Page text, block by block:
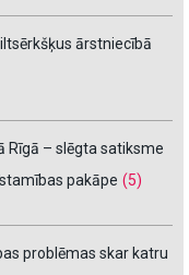
ārstniecībā
Rīgā – slēgta satiksme
pakāpe (5)
problēmas skar katru